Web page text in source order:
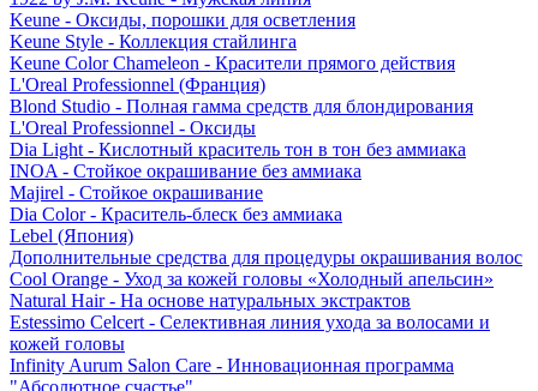
Keune - Оксиды, порошки для осветления
Keune Style - Коллекция стайлинга
Keune Color Chameleon - Красители прямого действия
L'Oreal Professionnel (Франция)
Blond Studio - Полная гамма средств для блондирования
L'Oreal Professionnel - Оксиды
Dia Light - Кислотный краситель тон в тон без аммиака
INOA - Стойкое окрашивание без аммиака
Majirel - Стойкое окрашивание
Dia Color - Краситель-блеск без аммиака
Lebel (Япония)
Дополнительные средства для процедуры окрашивания волос
Cool Orange - Уход за кожей головы «Холодный апельсин»
Natural Hair - На основе натуральных экстрактов
Estessimo Celcert - Селективная линия ухода за волосами и
кожей головы
Infinity Aurum Salon Care - Инновационная программа
"Абсолютное счастье"